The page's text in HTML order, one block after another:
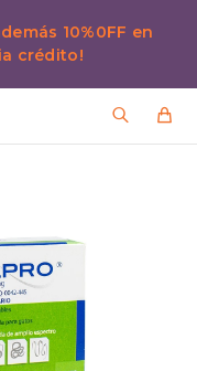
10%0FF en
crédito!